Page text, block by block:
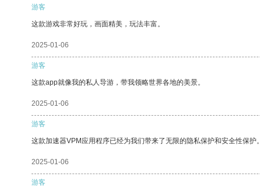
游客
这款游戏非常好玩，画面精美，玩法丰富。
2025-01-06
游客
这款app就像我的私人导游，带我领略世界各地的美景。
2025-01-06
游客
这款加速器VPM应用程序已经为我们带来了无限的隐私保护和安全性保护。
2025-01-06
游客